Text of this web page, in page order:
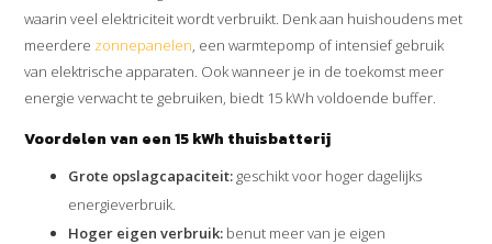
waarin veel elektriciteit wordt verbruikt. Denk aan huishoudens met
meerdere zonnepanelen, een warmtepomp of intensief gebruik
van elektrische apparaten. Ook wanneer je in de toekomst meer
energie verwacht te gebruiken, biedt 15 kWh voldoende buffer.
Voordelen van een 15 kWh thuisbatterij
Grote opslagcapaciteit: geschikt voor hoger dagelijks
energieverbruik.
Hoger eigen verbruik: benut meer van je eigen